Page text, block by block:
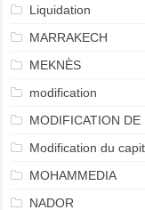
Liquidation
MARRAKECH
MEKNÈS
modification
MODIFICATION
Modification du
MOHAMMEDIA
NADOR